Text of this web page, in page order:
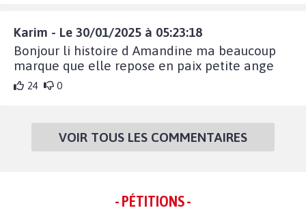
Karim - Le 30/01/2025 à 05:23:18
Bonjour li histoire d Amandine ma beaucoup
marque que elle repose en paix petite ange
24 0
VOIR TOUS LES COMMENTAIRES
- PÉTITIONS -